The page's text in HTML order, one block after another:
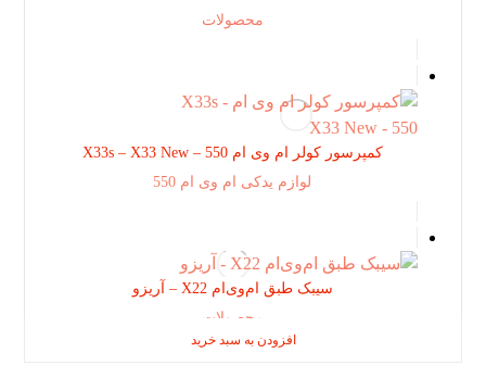
محصولات
افزودن به سبد خرید
کمپرسور کولر ام وی ام X33s – X33 New – 550
لوازم یدکی ام وی ام 550
افزودن به سبد خرید
سیبک طبق ام‌وی‌ام X22 – آریزو
محصولات
افزودن به سبد خرید